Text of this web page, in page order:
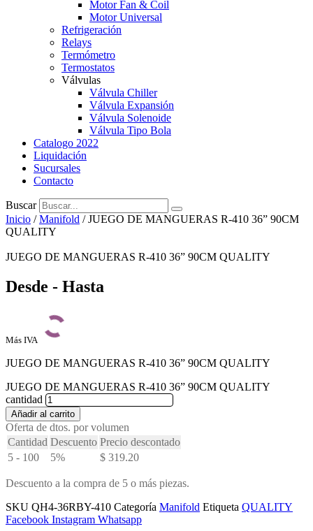
Motor Fan & Coil
Motor Universal
Refrigeración
Relays
Termómetro
Termostatos
Válvulas
Válvula Chiller
Válvula Expansión
Válvula Solenoide
Válvula Tipo Bola
Catalogo 2022
Liquidación
Sucursales
Contacto
Buscar
Inicio /Manifold / JUEGO DE MANGUERAS R-410 36” 90CM
QUALITY
JUEGO DE MANGUERAS R-410 36” 90CM QUALITY
Desde - Hasta
Más IVA
JUEGO DE MANGUERAS R-410 36” 90CM QUALITY
JUEGO DE MANGUERAS R-410 36” 90CM QUALITY
cantidad
Añadir al carrito
Oferta de dtos. por volumen
Cantidad Descuento Precio descontado
5 - 100
5% $ 319.20
Descuento a la compra de 5 o más piezas.
SKU QH4-36RBY-410 Categoría Manifold Etiqueta QUALITY
Facebook Instagram Whatsapp